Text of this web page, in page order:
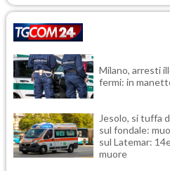
Milano, arresti
fermi: in
Jesolo, si tuffa
sul fondale:
sul Latemar:
muore